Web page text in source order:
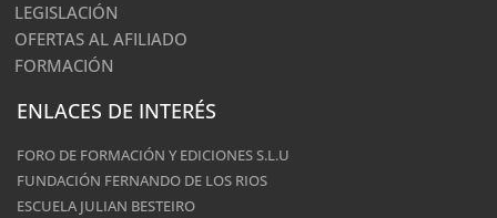
LEGISLACIÓN
OFERTAS AL AFILIADO
FORMACIÓN
ENLACES DE INTERÉS
FORO DE FORMACIÓN Y EDICIONES S.L.U
FUNDACIÓN FERNANDO DE LOS RIOS
ESCUELA JULIAN BESTEIRO